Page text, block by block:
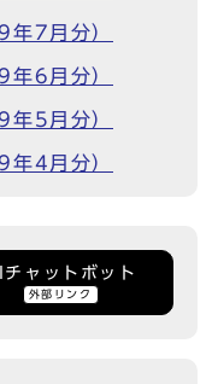
7月分）
6月分）
5月分）
4月分）
ャットボット
外部リンク